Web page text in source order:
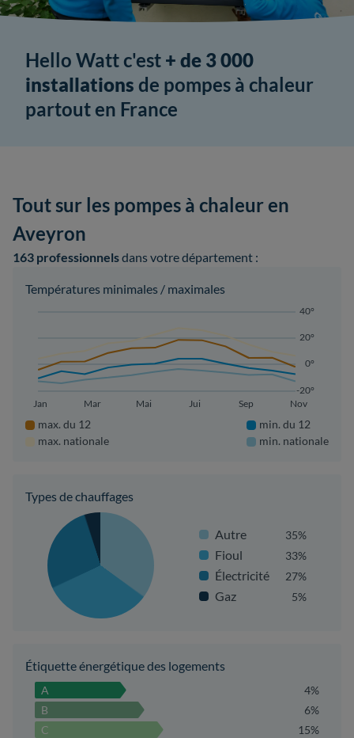
Hello Watt c'est + de 3 000
installations de pompes à chaleur
partout en France
Tout sur les pompes à chaleur en
Aveyron
163 professionnelsdans votre département :
Températures minimales / maximales
-20°
0°
20°
40°
Jan Mar Mai Jui Sep Nov
max. du 12
max. nationale
min. du 12
min. nationale
Types de chauffages
Autre 35%
Fioul 33%
Électricité 27%
Gaz 5%
Étiquette énergétique des logements
A
4%
B
6%
C
15%